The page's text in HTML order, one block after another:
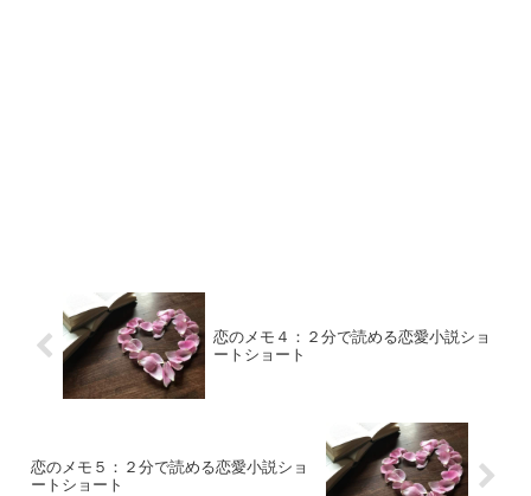
恋のメモ４：２分で読める恋愛小説ショ
ートショート
恋のメモ５：２分で読める恋愛小説ショ
ートショート